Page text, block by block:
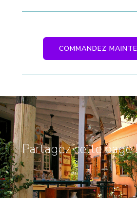
COMMANDEZ
Partagez cette page